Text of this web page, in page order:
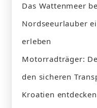
Das Wattenmeer
Nordseeurlauber
erleben
Motorradträger:
den sicheren
Kroatien